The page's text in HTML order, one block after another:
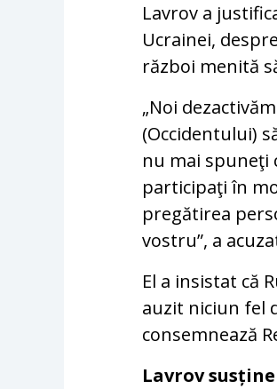
Lavrov a
Ucrainei,
război menită
„Noi
(Occidentului)
nu mai spuneţi
participaţi în
pregătirea
vostru”, a
El a insistat că
auzit niciun fel
consemnează
Lavrov